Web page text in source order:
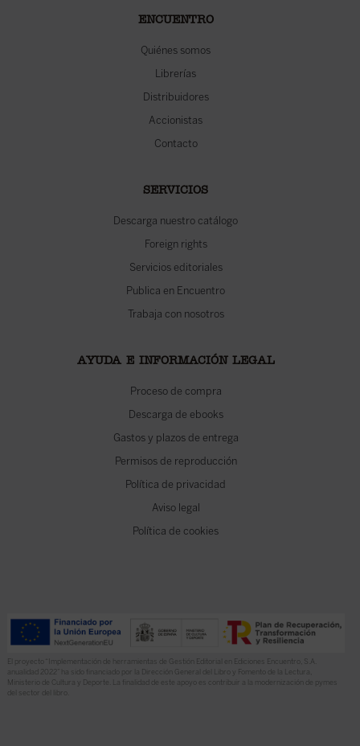
ENCUENTRO
Quiénes somos
Librerías
Distribuidores
Accionistas
Contacto
SERVICIOS
Descarga nuestro catálogo
Foreign rights
Servicios editoriales
Publica en Encuentro
Trabaja con nosotros
AYUDA E INFORMACIÓN LEGAL
Proceso de compra
Descarga de ebooks
Gastos y plazos de entrega
Permisos de reproducción
Política de privacidad
Aviso legal
Política de cookies
El proyecto “Implementación de herramientas de Gestión Editorial en Ediciones Encuentro, S.A.
anualidad 2022” ha sido financiado por la Dirección General del Libro y Fomento de la Lectura,
Ministerio de Cultura y Deporte. La finalidad de este apoyo es contribuir a la modernización de pymes
del sector del libro.